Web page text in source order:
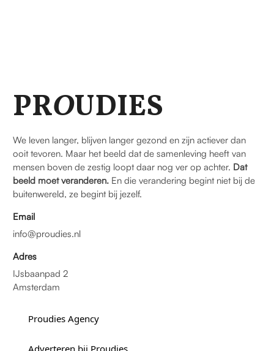
PROUDIES
We leven langer, blijven langer gezond en zijn actiever dan
ooit tevoren. Maar het beeld dat de samenleving heeft van
mensen boven de zestig loopt daar nog ver op achter. Dat
beeld moet veranderen. En die verandering begint niet bij de
buitenwereld, ze begint bij jezelf.
Email
info@proudies.nl
Adres
IJsbaanpad 2
Amsterdam
Proudies Agency